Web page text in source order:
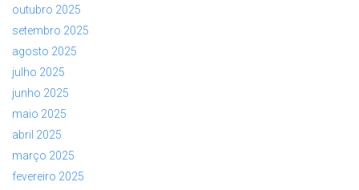
outubro 2025
setembro 2025
agosto 2025
julho 2025
junho 2025
maio 2025
abril 2025
março 2025
fevereiro 2025